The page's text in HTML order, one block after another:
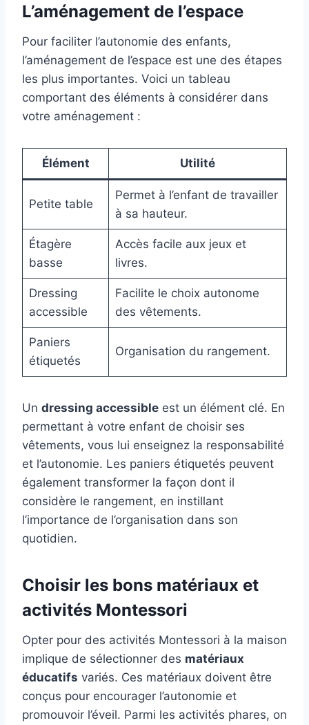
L’aménagement de l’espace
Pour faciliter l’autonomie des enfants,
l’aménagement de l’espace est une des étapes
les plus importantes. Voici un tableau
comportant des éléments à considérer dans
votre aménagement :
Élément Utilité
Petite table
Permet à l’enfant de travailler
à sa hauteur.
Étagère
basse
Accès facile aux jeux et
livres.
Dressing
accessible
Facilite le choix autonome
des vêtements.
Paniers
étiquetés
Organisation du rangement.
Un dressing accessible est un élément clé. En
permettant à votre enfant de choisir ses
vêtements, vous lui enseignez la responsabilité
et l’autonomie. Les paniers étiquetés peuvent
également transformer la façon dont il
considère le rangement, en instillant
l’importance de l’organisation dans son
quotidien.
Choisir les bons matériaux et
activités Montessori
Opter pour des activités Montessori à la maison
implique de sélectionner des matériaux
éducatifs variés. Ces matériaux doivent être
conçus pour encourager l’autonomie et
promouvoir l’éveil. Parmi les activités phares, on